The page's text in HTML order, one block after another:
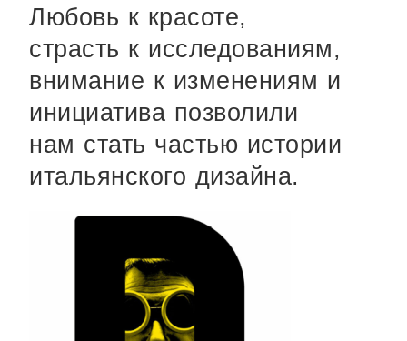
Любовь к красоте,
страсть к исследованиям,
внимание к изменениям и
инициатива позволили
нам стать частью истории
итальянского дизайна.